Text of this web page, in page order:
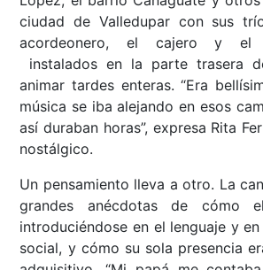
ciudad de Valledupar con sus
acordeonero, el cajero y el
instalados en la parte trasera
animar tardes enteras. “Era
música se iba alejando en esos
así duraban horas”, expresa Rita
nostálgico.
Un pensamiento lleva a otro. La
grandes anécdotas de cómo
introduciéndose en el lenguaje y
social, y cómo su sola presencia